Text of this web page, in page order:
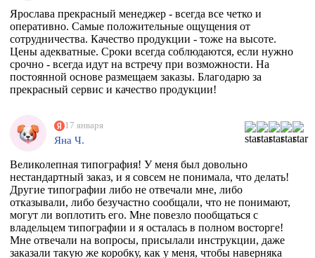
Ярослава прекрасный менеджер - всегда все четко и
оперативно. Самые положительные ощущения от
сотрудничества. Качество продукции - тоже на высоте.
Цены адекватные. Сроки всегда соблюдаются, если нужно
срочно - всегда идут на встречу при возможности. На
постоянной основе размещаем заказы. Благодарю за
прекрасный сервис и качество продукции!
17 января
Яна Ч.
Великолепная типография! У меня был довольно
нестандартный заказ, и я совсем не понимала, что делать!
Другие типографии либо не отвечали мне, либо
отказывали, либо безучастно сообщали, что не понимают,
могут ли воплотить его. Мне повезло пообщаться с
владельцем типографии и я осталась в полном восторге!
Мне отвечали на вопросы, присылали инструкции, даже
заказали такую же коробку, как у меня, чтобы наверняка